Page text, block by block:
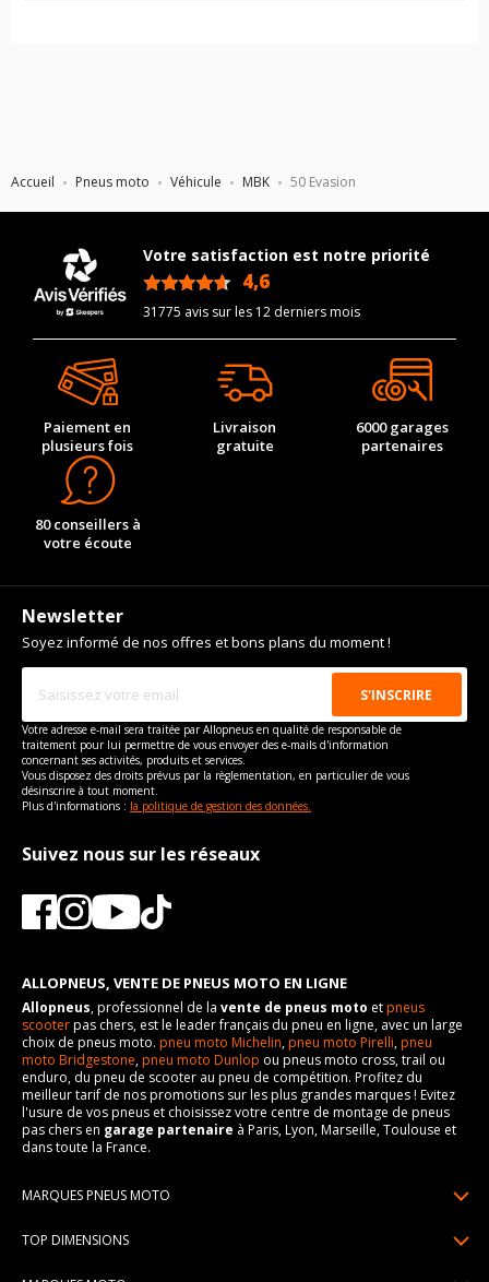
Accueil Pneus moto Véhicule MBK 50 Evasion
Votre satisfaction est notre priorité
4,6
31775 avis sur les 12 derniers mois
Paiement en
plusieurs fois
Livraison
gratuite
6000 garages
partenaires
80 conseillers à
votre écoute
Newsletter
Soyez informé de nos offres et bons plans du moment !
Votre adresse e-mail sera traitée par Allopneus en qualité de responsable de
traitement pour lui permettre de vous envoyer des e-mails d'information
concernant ses activités, produits et services.
Vous disposez des droits prévus par la règlementation, en particulier de vous
désinscrire à tout moment.
Plus d'informations : la politique de gestion des données.
Suivez nous sur les réseaux
ALLOPNEUS, VENTE DE PNEUS MOTO EN LIGNE
Allopneus, professionnel de la vente de pneus moto etpneus
scooterpas chers, est le leader français du pneu en ligne, avec un large
choix de pneus moto. pneu moto Michelin,pneu moto Pirelli,pneu
moto Bridgestone,pneu moto Dunlop ou pneus moto cross, trail ou
enduro, du pneu de scooter au pneu de compétition. Profitez du
meilleur tarif de nos promotions sur les plus grandes marques ! Evitez
l'usure de vos pneus et choisissez votre centre de montage de pneus
pas chers en garage partenaire à Paris, Lyon, Marseille, Toulouse et
dans toute la France.
MARQUES PNEUS MOTO
TOP DIMENSIONS